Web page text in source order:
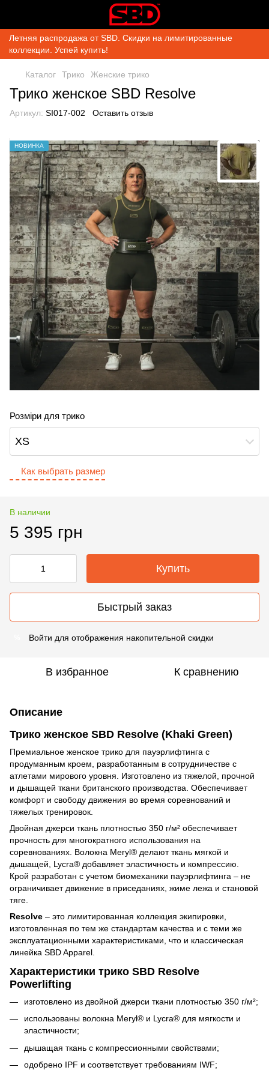
Летняя распродажа от SBD. Скидки на лимитированные
коллекции. Успей купить!
Каталог Трико Женские трико
Трико женское SBD Resolve
Артикул: SI017-002 Оставить отзыв
НОВИНКА
Розміри для трико
XS
Как выбрать размер
В наличии
5 395 грн
Купить
Быстрый заказ
Войти для отображения накопительной скидки
В избранное К сравнению
Описание
Трико женское SBD Resolve (Khaki Green)
Премиальное женское трико для пауэрлифтинга с
продуманным кроем, разработанным в сотрудничестве с
атлетами мирового уровня. Изготовлено из тяжелой, прочной
и дышащей ткани британского производства. Обеспечивает
комфорт и свободу движения во время соревнований и
тяжелых тренировок.
Двойная джерси ткань плотностью 350 г/м² обеспечивает
прочность для многократного использования на
соревнованиях. Волокна Meryl® делают ткань мягкой и
дышащей, Lycra® добавляет эластичность и компрессию.
Крой разработан с учетом биомеханики пауэрлифтинга – не
ограничивает движение в приседаниях, жиме лежа и становой
тяге.
Resolve – это лимитированная коллекция экипировки,
изготовленная по тем же стандартам качества и с теми же
эксплуатационными характеристиками, что и классическая
линейка SBD Apparel.
Характеристики трико SBD Resolve
Powerlifting
изготовлено из двойной джерси ткани плотностью 350 г/м²;
использованы волокна Meryl® и Lycra® для мягкости и
эластичности;
дышащая ткань с компрессионными свойствами;
одобрено IPF и соответствует требованиям IWF;